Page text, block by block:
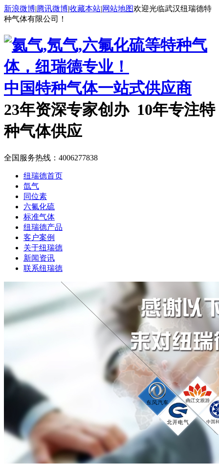
新浪微博|腾讯微博|收藏本站|网站地图欢迎光临武汉纽瑞德特
种气体有限公司！
中国特种气体一站式供应商
23年资深专家创办 10年专注特
种气体供应
全国服务热线： 4006277838
纽瑞德首页
氙气
同位素
六氟化硫
标准气体
纽瑞德产品
客户案例
关于纽瑞德
新闻资讯
联系纽瑞德